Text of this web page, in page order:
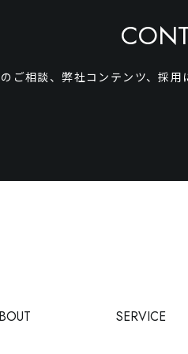
ご相談、弊社コンテンツ、採用
SERVICE